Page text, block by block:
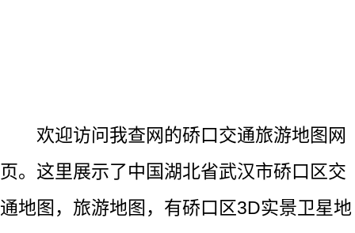
欢迎访问我查网的硚口交通旅游地图网
页。这里展示了中国湖北省武汉市硚口区交
通地图，旅游地图，有硚口区3D实景卫星地